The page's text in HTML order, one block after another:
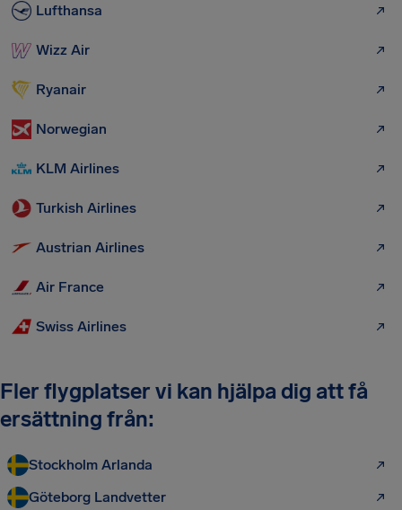
Lufthansa
Wizz Air
Ryanair
Norwegian
KLM Airlines
Turkish Airlines
Austrian Airlines
Air France
Swiss Airlines
Fler flygplatser vi kan hjälpa dig att få
ersättning från:
Stockholm Arlanda
Göteborg Landvetter